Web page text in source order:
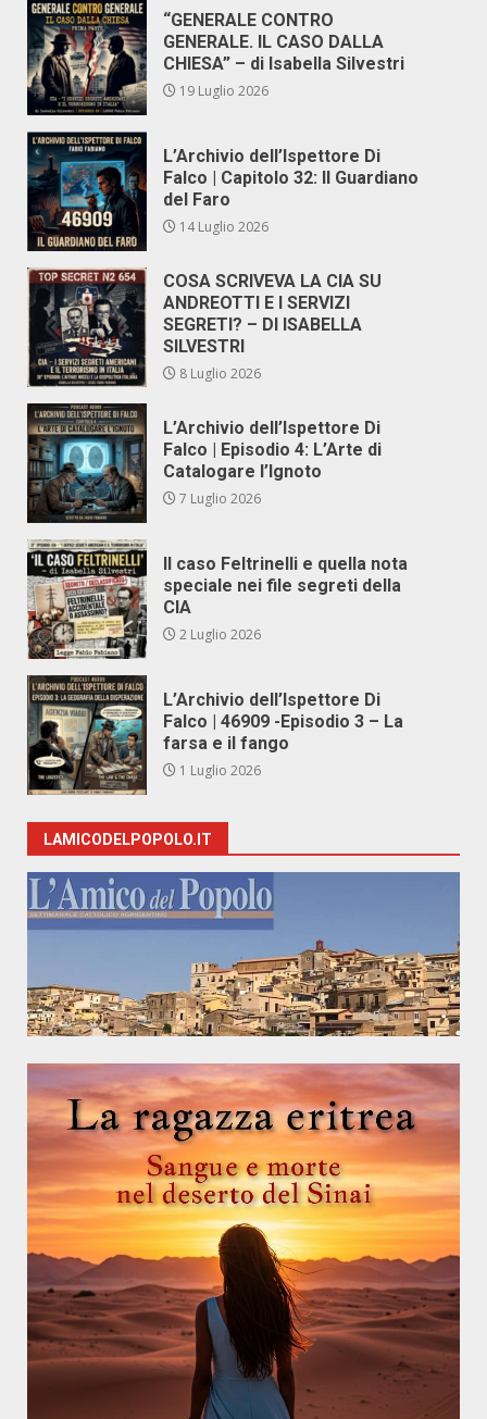
“GENERALE CONTRO
GENERALE. IL CASO DALLA
CHIESA” – di Isabella Silvestri
19 Luglio 2026
L’Archivio dell’Ispettore Di
Falco | Capitolo 32: Il Guardiano
del Faro
14 Luglio 2026
COSA SCRIVEVA LA CIA SU
ANDREOTTI E I SERVIZI
SEGRETI? – DI ISABELLA
SILVESTRI
8 Luglio 2026
L’Archivio dell’Ispettore Di
Falco | Episodio 4: L’Arte di
Catalogare l’Ignoto
7 Luglio 2026
Il caso Feltrinelli e quella nota
speciale nei file segreti della
CIA
2 Luglio 2026
L’Archivio dell’Ispettore Di
Falco | 46909 -Episodio 3 – La
farsa e il fango
1 Luglio 2026
LAMICODELPOPOLO.IT